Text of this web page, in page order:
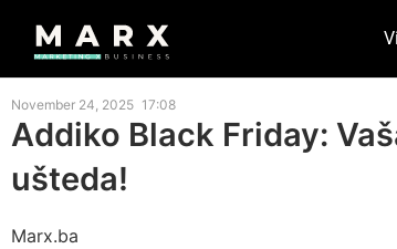
November 24, 2025 17:08
Addiko Black Friday:
ušteda!
Marx.ba